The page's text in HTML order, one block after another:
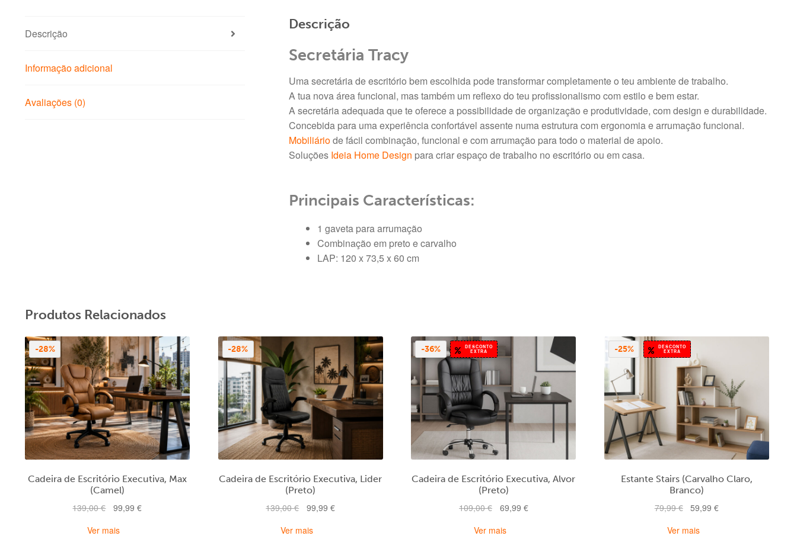
Descrição
Informação adicional
Avaliações (0)
Descrição
Secretária Tracy
Uma secretária de escritório bem escolhida pode transformar completamente o teu ambiente de trabalho.
A tua nova área funcional, mas também um reflexo do teu profissionalismo com estilo e bem estar.
A secretária adequada que te oferece a possibilidade de organização e produtividade, com design e durabilidade.
Concebida para uma experiência confortável assente numa estrutura com ergonomia e arrumação funcional.
Mobiliáriode fácil combinação, funcional e com arrumação para todo o material de apoio.
Soluções Ideia Home Design para criar espaço de trabalho no escritório ou em casa.
Principais Características:
1 gaveta para arrumação
Combinação em preto e carvalho
LAP: 120 x 73,5 x 60 cm
Produtos Relacionados
Cadeira de Escritório Executiva, Max
(Camel)
-28%
139,00€
O
original
99,99€O
Ver mais
Cadeira de Escritório Executiva, Lider
(Preto)
-28%
139,00€
O
original
99,99 €O
Ver mais
DESCONTO
EXTRA
Cadeira de Escritório Executiva, Alvor
(Preto)
-36%
109,00€
O
original
69,99 €O
Ver mais
DESCONTO
EXTRA
Estante Stairs (Carvalho Claro,
Branco)
-25%
79,99€
O
original
59,99€O
Ver mais